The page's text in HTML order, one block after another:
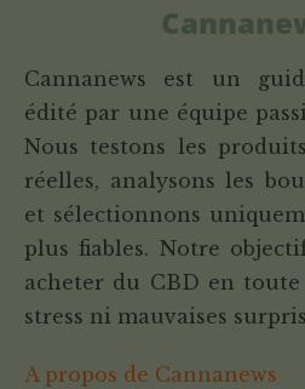
Cannanews est un
édité par une équipe
Nous testons les
réelles, analysons les
et sélectionnons
plus fiables. Notre
acheter du CBD en toute
stress ni mauvaises
A propos de Cannanews